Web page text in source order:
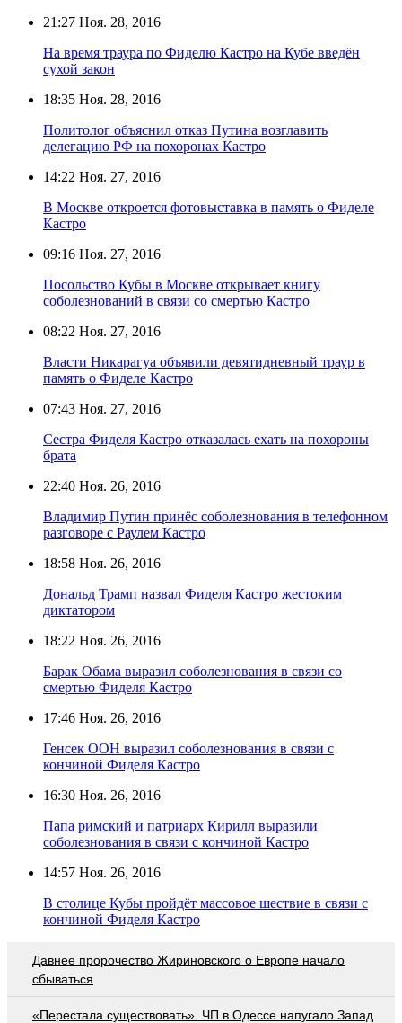
21:27 Ноя. 28, 2016
На время траура по Фиделю Кастро на Кубе введён
сухой закон
18:35 Ноя. 28, 2016
Политолог объяснил отказ Путина возглавить
делегацию РФ на похоронах Кастро
14:22 Ноя. 27, 2016
В Москве откроется фотовыставка в память о Фиделе
Кастро
09:16 Ноя. 27, 2016
Посольство Кубы в Москве открывает книгу
соболезнований в связи со смертью Кастро
08:22 Ноя. 27, 2016
Власти Никарагуа объявили девятидневный траур в
память о Фиделе Кастро
07:43 Ноя. 27, 2016
Сестра Фиделя Кастро отказалась ехать на похороны
брата
22:40 Ноя. 26, 2016
Владимир Путин принёс соболезнования в телефонном
разговоре с Раулем Кастро
18:58 Ноя. 26, 2016
Дональд Трамп назвал Фиделя Кастро жестоким
диктатором
18:22 Ноя. 26, 2016
Барак Обама выразил соболезнования в связи со
смертью Фиделя Кастро
17:46 Ноя. 26, 2016
Генсек ООН выразил соболезнования в связи с
кончиной Фиделя Кастро
16:30 Ноя. 26, 2016
Папа римский и патриарх Кирилл выразили
соболезнования в связи с кончиной Кастро
14:57 Ноя. 26, 2016
В столице Кубы пройдёт массовое шествие в связи с
кончиной Фиделя Кастро
Давнее пророчество Жириновского о Европе начало
сбываться
«Перестала существовать». ЧП в Одессе напугало Запад